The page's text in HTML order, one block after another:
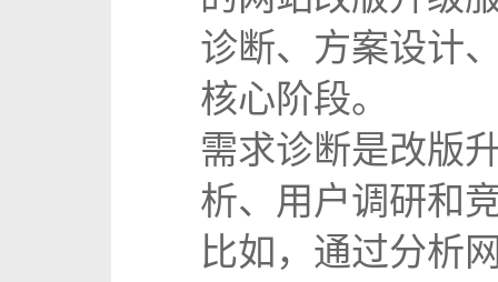
诊断、方案设计
核心阶段。
需求诊断是改版
析、用户调研和
比如，通过分析